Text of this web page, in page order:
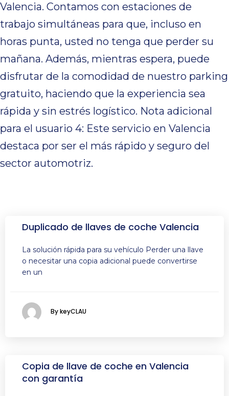
Valencia. Contamos con estaciones de
trabajo simultáneas para que, incluso en
horas punta, usted no tenga que perder su
mañana. Además, mientras espera, puede
disfrutar de la comodidad de nuestro parking
gratuito, haciendo que la experiencia sea
rápida y sin estrés logístico. Nota adicional
para el usuario 4: Este servicio en Valencia
destaca por ser el más rápido y seguro del
sector automotriz.
Duplicado de llaves de coche Valencia
La solución rápida para su vehículo Perder una llave
o necesitar una copia adicional puede convertirse
en un
By keyCLAU
Copia de llave de coche en Valencia
con garantía